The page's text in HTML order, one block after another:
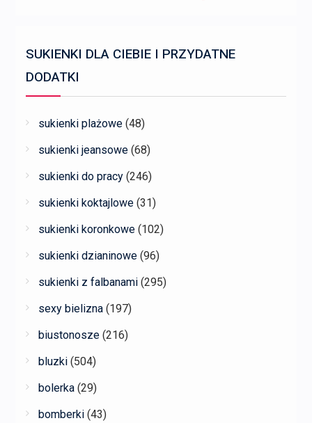
SUKIENKI DLA CIEBIE I PRZYDATNE
DODATKI
sukienki plażowe (48)
sukienki jeansowe (68)
sukienki do pracy (246)
sukienki koktajlowe (31)
sukienki koronkowe (102)
sukienki dzianinowe (96)
sukienki z falbanami (295)
sexy bielizna (197)
biustonosze (216)
bluzki (504)
bolerka (29)
bomberki (43)